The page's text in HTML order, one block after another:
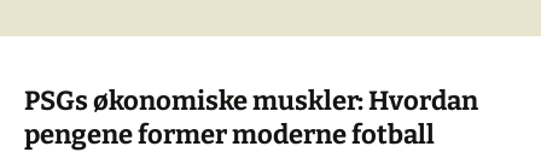
PSGs økonomiske muskler: Hvordan
pengene former moderne fotball